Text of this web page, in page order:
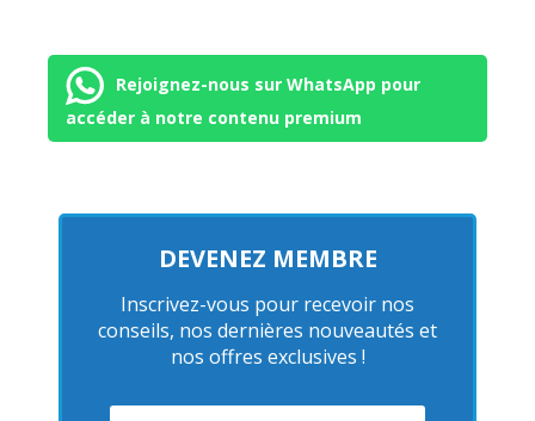
Rejoignez-nous sur WhatsApp pour
accéder à notre contenu premium
DEVENEZ MEMBRE
Inscrivez-vous pour recevoir nos
conseils, nos dernières nouveautés et
nos offres exclusives !